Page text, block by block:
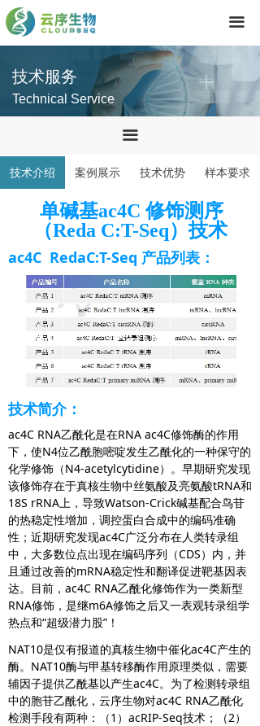
끀
首页
产品中心
联系我们
技术服务
Technical Service
技术介绍 案例展示 技术优势 样本要求
单碱基ac4C 修饰测序
（Reda C:T-Seq）技术
ac4C RedaC:T-Seq 产品列表：
技术简介：
ac4C RNA乙酰化是在RNA ac4C修饰酶的作用
下，使N4位乙酰胞嘧啶发生乙酰化的一种保守的
化学修饰（N4-acetylcytidine）。早期研究发现
该修饰存在于真核生物中丝氨酸及亮氨酸tRNA和
18S rRNA上，导致Watson-Crick碱基配合鸟苷
的热稳定性增加，调控蛋白合成中的编码准确
性；近期研究发现ac4C广泛分布在人类转录组
中，大多数位点出现在编码序列（CDS）内，并
且通过改善的mRNA稳定性和翻译促进靶基因表
达。目前，ac4C RNA乙酰化修饰作为一类新型
RNA修饰，是继m6A修饰之后又一表观转录组学
热点和“超级潜力股”！
NAT10是仅有报道的真核生物中催化ac4C产生的
酶。NAT10酶与甲基转移酶作用原理类似，需要
辅因子提供乙酰基以产生ac4C。为了检测转录组
中的胞苷乙酰化，云序生物对ac4C RNA乙酰化
检测手段有两种：（1）acRIP-Seq技术；（2）
끀